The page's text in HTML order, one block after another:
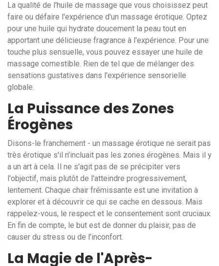
La qualité de l'huile de massage que vous choisissez peut
faire ou défaire l'expérience d'un massage érotique. Optez
pour une huile qui hydrate doucement la peau tout en
apportant une délicieuse fragrance à l'expérience. Pour une
touche plus sensuelle, vous pouvez essayer une huile de
massage comestible. Rien de tel que de mélanger des
sensations gustatives dans l'expérience sensorielle
globale.
La Puissance des Zones
Érogènes
Disons-le franchement - un massage érotique ne serait pas
très érotique s'il n'incluait pas les zones érogènes. Mais il y
a un art à cela. Il ne s'agit pas de se précipiter vers
l'objectif, mais plutôt de l'atteindre progressivement,
lentement. Chaque chair frémissante est une invitation à
explorer et à découvrir ce qui se cache en dessous. Mais
rappelez-vous, le respect et le consentement sont cruciaux.
En fin de compte, le but est de donner du plaisir, pas de
causer du stress ou de l'inconfort.
La Magie de l'Après-